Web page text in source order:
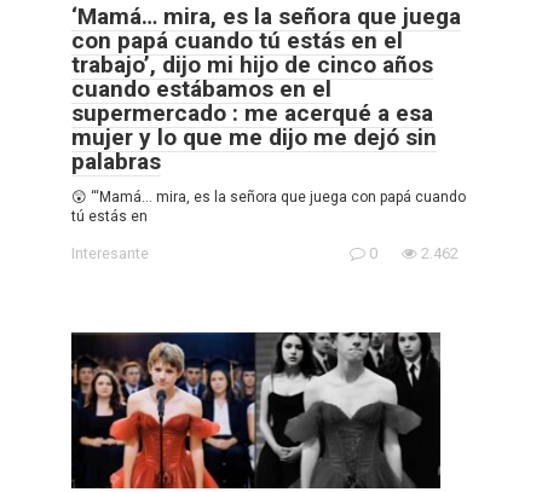
‘Mamá… mira, es la señora que juega
con papá cuando tú estás en el
trabajo’, dijo mi hijo de cinco años
cuando estábamos en el
supermercado : me acerqué a esa
mujer y lo que me dijo me dejó sin
palabras
😲 “‘Mamá… mira, es la señora que juega con papá cuando
tú estás en
Interesante 0 2.462